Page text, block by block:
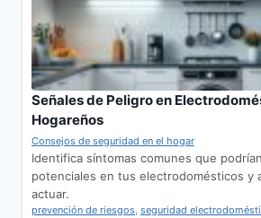
Señales de Peligro en
Hogareños
Consejos de seguridad en el hogar
Identifica síntomas comunes que
potenciales en tus electrodomésticos y
actuar.
prevención de riesgos, seguridad